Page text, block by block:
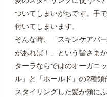
ついてしまいがちです。手
付いてしまいます。
そんな時、「スキンケアバ
があれば！」という皆さま
ターラならではのオーガニ
ル」と「ホールド」の2種類
スタイリングした髪が頬に